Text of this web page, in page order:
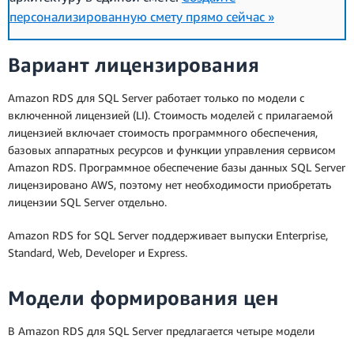
персонализированную смету прямо сейчас »
Вариант лицензирования
Amazon RDS для SQL Server работает только по модели с
включенной лицензией (LI). Стоимость моделей с прилагаемой
лицензией включает стоимость программного обеспечения,
базовых аппаратных ресурсов и функции управления сервисом
Amazon RDS. Программное обеспечение базы данных SQL Server
лицензировано AWS, поэтому нет необходимости приобретать
лицензии SQL Server отдельно.
Amazon RDS for SQL Server поддерживает выпуски Enterprise,
Standard, Web, Developer и Express.
Модели формирования цен
В Amazon RDS для SQL Server предлагается четыре модели